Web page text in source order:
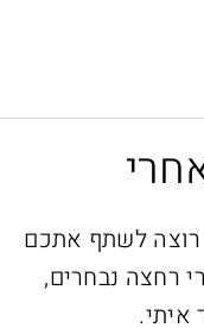
רוצה לשתף אתכם
רחצה נבחרים,
איתי.